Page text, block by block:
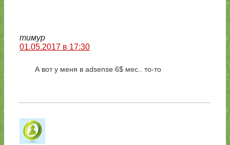
тимур
01.05.2017 в 17:30
А вот у меня в adsense 6$ мес.. то-то